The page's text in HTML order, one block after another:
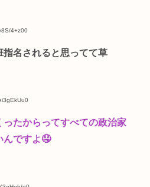
4+z00
指名されると思ってて草
たからってすべての政治家
んですよ🤤